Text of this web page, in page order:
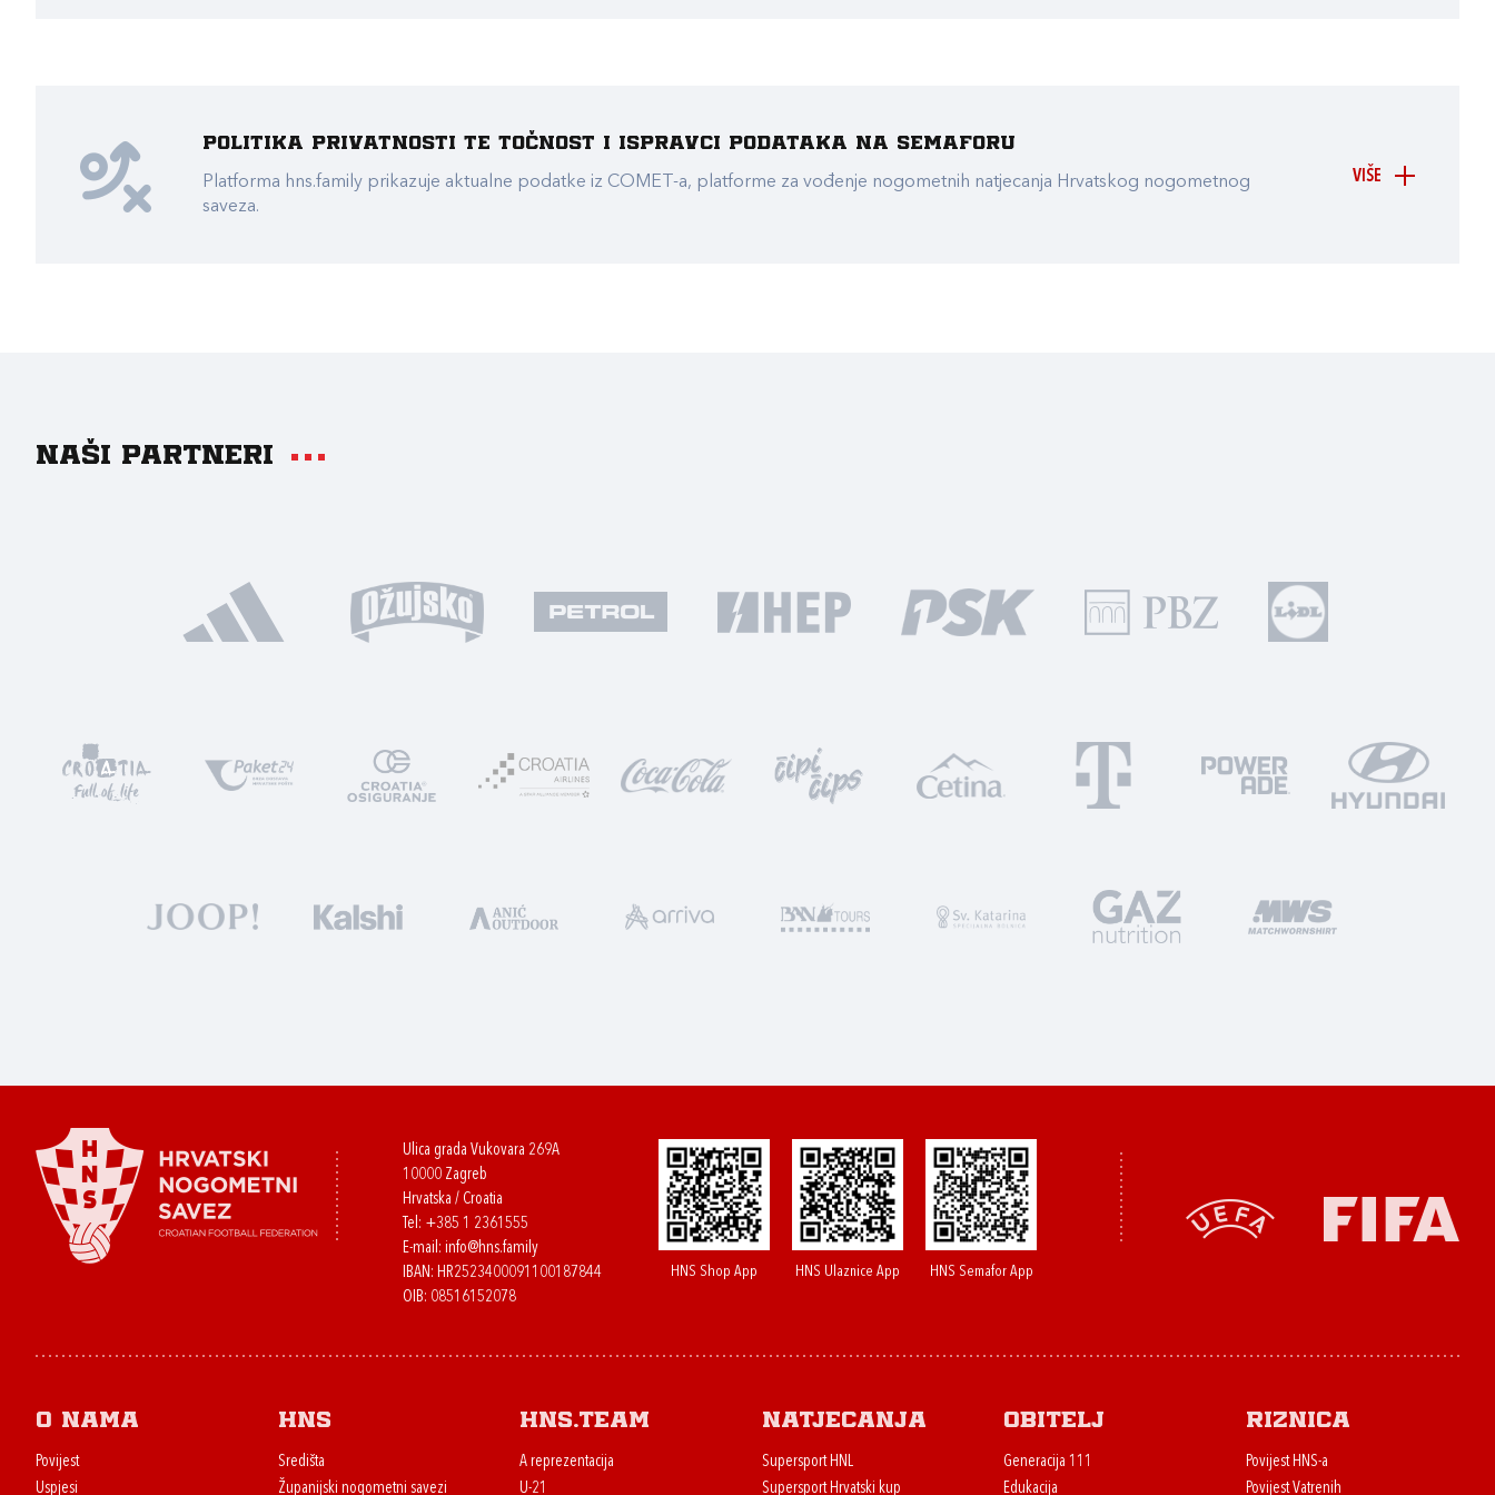
VIŠE
Politika privatnosti te točnost i ispravci podataka na Semaforu
Platforma hns.family prikazuje aktualne podatke iz COMET-a, platforme za vođenje nogometnih natjecanja Hrvatskog nogometnog
saveza.
Naši partneri
Ulica grada Vukovara 269A
10000 Zagreb
Hrvatska / Croatia
Tel: +385 1 2361555
E-mail: info@hns.family
IBAN: HR2523400091100187844
OIB: 08516152078
HNS Shop App HNS Ulaznice App HNS Semafor App
O nama
Povijest
Uspjesi
HNS
Središta
Županijski nogometni savezi
HNS.team
A reprezentacija
U-21
Natjecanja
Supersport HNL
Supersport Hrvatski kup
Obitelj
Generacija 111
Edukacija
Riznica
Povijest HNS-a
Povijest Vatrenih